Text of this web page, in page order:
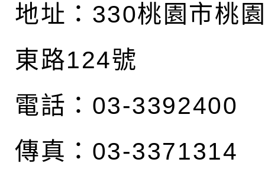
地址： 330桃園市桃
東路124號
電話：03-3392400
傳真：03-3371314